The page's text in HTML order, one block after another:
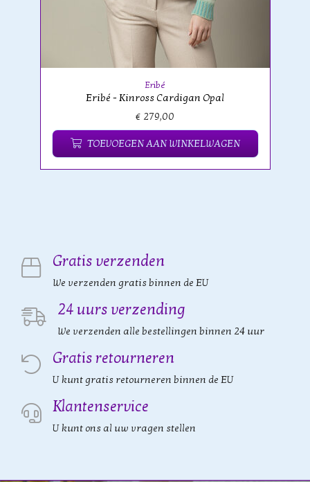
Eribé
Eribé - Kinross Cardigan Opal
€ 279,00
TOEVOEGEN AAN WINKELWAGEN
Gratis verzenden
We verzenden gratis binnen de EU
24 uurs verzending
We verzenden alle bestellingen binnen 24 uur
Gratis retourneren
U kunt gratis retourneren binnen de EU
Klantenservice
U kunt ons al uw vragen stellen